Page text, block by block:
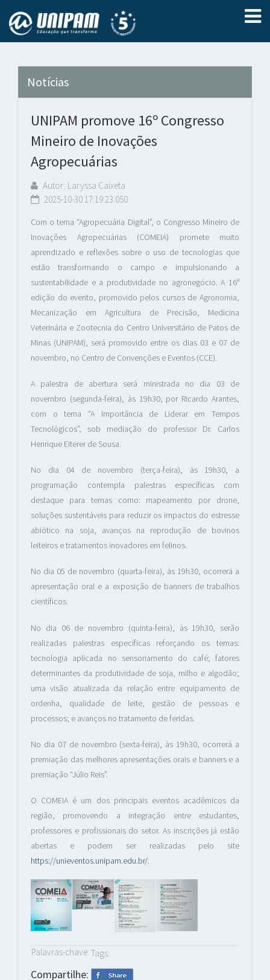
Notícias
UNIPAM promove 16º Congresso
Mineiro de Inovações
Agropecuárias
Autor: Laryssa Caixeta
2025-10-30 17:19:23.050
Com o tema “Agropecuária Digital”, o Congresso Mineiro de
Inovações Agropecuárias (COMEIA) promete muito
aprendizado e reflexões sobre o uso de tecnologias que
estão transformando o campo e impulsionando a
sustentabilidade e a produtividade no agronegócio. A 16ª
edição do evento, promovido pelos cursos de Agronomia,
Mecanização em Agricultura de Precisão, Medicina
Veterinária e Zootecnia do Centro Universitário de Patos de
Minas (UNIPAM), será promovido entre os dias 03 e 07 de
novembro, no Centro de Convenções e Eventos (CCE).
A palestra de abertura será ministrada no dia 03 de
novembro (segunda-feira), às 19h30, por Ricardo Arantes,
com o tema “A Importância de Liderar em Tempos
Tecnológicos”, sob mediação do professor Dr. Carlos
Henrique Eiterer de Sousa.
No dia 04 de novembro (terça-feira), às 19h30, a
programação contempla palestras específicas com
destaque para temas como: mapeamento por drone,
soluções sustentáveis para reduzir os impactos do estresse
abiótico na soja, avanços na reprodução de bovinos
leiteiros e tratamentos inovadores em felinos.
No dia 05 de novembro (quarta-feira), às 19h30, ocorrerá a
apresentação oral e a exposição de banners de trabalhos
científicos.
No dia 06 de novembro (quinta-feira), às 19h30, serão
realizadas palestras específicas reforçando os temas:
tecnologia aplicada no sensoriamento do café; fatores
determinantes da produtividade de soja, milho e algodão;
uma visão atualizada da relação entre equipamento de
ordenha, qualidade de leite, gestão de pessoas e
processos; e avanços no tratamento de feridas.
No dia 07 de novembro (sexta-feira), às 19h30, ocorrerá a
premiação das melhores apresentações orais e banners e a
premiação “Júlio Reis”.
O COMEIA é um dos principais eventos acadêmicos da
região, promovendo a integração entre estudantes,
professores e profissionais do setor. As inscrições já estão
abertas e podem ser realizadas pelo site
https://unieventos.unipam.edu.br/.
Palavras-chave: Tags:
Compartilhe: